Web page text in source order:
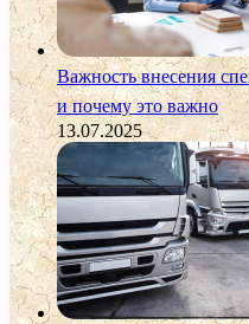
Важность внесения
и почему это важно
13.07.2025